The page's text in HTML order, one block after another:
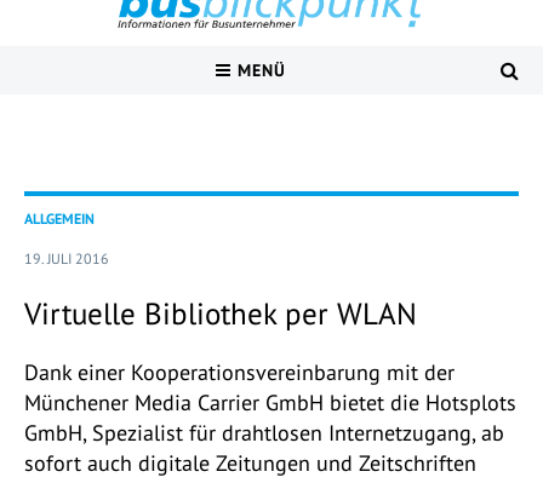
MENÜ
ALLGEMEIN
19. JULI 2016
Virtuelle Bibliothek per WLAN
Dank einer Kooperationsvereinbarung mit der
Münchener Media Carrier GmbH bietet die Hotsplots
GmbH, Spezialist für drahtlosen Internetzugang, ab
sofort auch digitale Zeitungen und Zeitschriften